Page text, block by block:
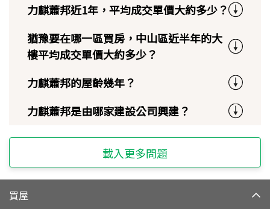
力麒蕭邦近1年，平均成交單價大約多少？
猶豫要在哪一區買房，中山區近半年的大
樓平均成交單價大約多少？
力麒蕭邦的屋齡幾年？
力麒蕭邦是由哪家建設公司興建？
載入更多問題
買屋